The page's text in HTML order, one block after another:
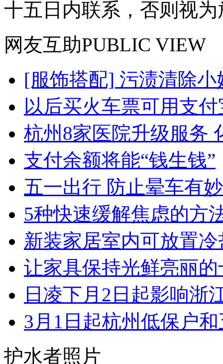
十五日内联系，否则视
网友互助PUBLIC VIEW
[服饰搭配] 污渍清除小
以后买火车票可用支
杭州8家医院升级服务
支付余额将能“钱生钱”
五一出行 防止晕车有
5种快速缓解焦虑的方
新装家居室内可放置
让家具保持光鲜亮丽
日凌下月2日起影响浙
3月1日起杭州低保户
护水者照片